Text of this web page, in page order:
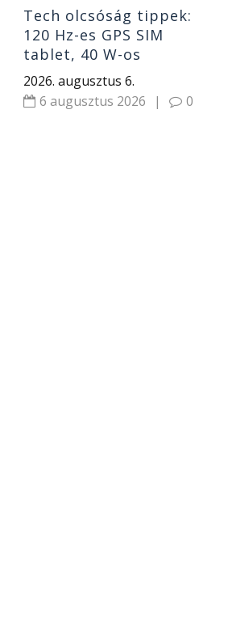
Tech olcsóság tippek:
120 Hz-es GPS SIM
tablet, 40 W-os
hangszóró, power bank
2026. augusztus 6.
6 augusztus 2026
| 0